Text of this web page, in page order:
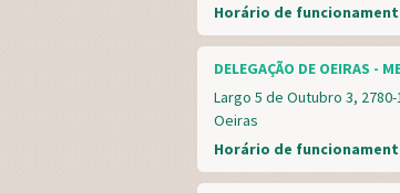
Horário de
DELEGAÇÃO DE OEIRAS -
Largo 5 de Outubro 3, 2780-
Oeiras
Horário de